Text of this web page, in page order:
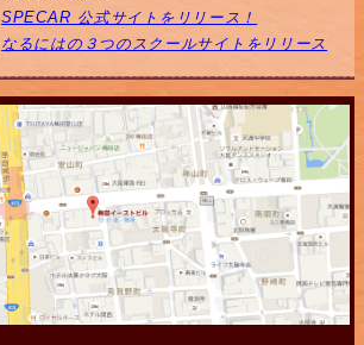
SPECAR 公式サイトをリリース！
なるにはの３つのスクールサイトをリリース